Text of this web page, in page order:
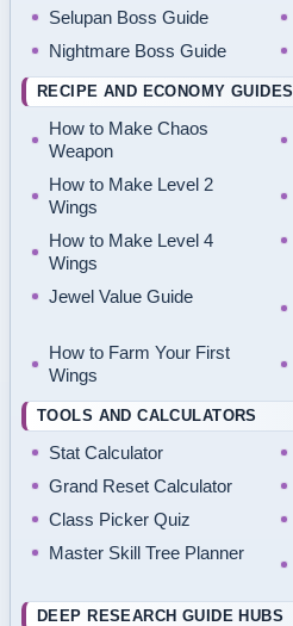
Selupan Boss Guide
Nightmare Boss Guide
RECIPE AND ECONOMY GUIDES
How to Make Chaos
Weapon
How to Make Level 2
Wings
How to Make Level 4
Wings
Jewel Value Guide
How to Farm Your First
Wings
TOOLS AND CALCULATORS
Stat Calculator
Grand Reset Calculator
Class Picker Quiz
Master Skill Tree Planner
DEEP RESEARCH GUIDE HUBS